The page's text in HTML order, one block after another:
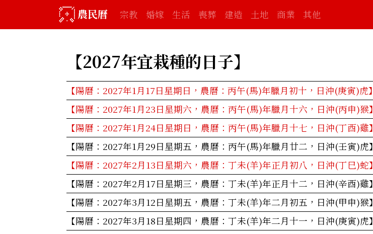
農民曆 宗教 婚嫁 生活 喪葬 建造 土地 商業 其他
【2027年宜栽種的日子】
【陽曆：2027年1月17日星期日，農曆：丙午(馬)年臘月初十，日沖(庚寅)虎】
【陽曆：2027年1月23日星期六，農曆：丙午(馬)年臘月十六，日沖(丙申)猴】
【陽曆：2027年1月24日星期日，農曆：丙午(馬)年臘月十七，日沖(丁酉)雞】
【陽曆：2027年1月29日星期五，農曆：丙午(馬)年臘月廿二，日沖(壬寅)虎】
【陽曆：2027年2月13日星期六，農曆：丁未(羊)年正月初八，日沖(丁巳)蛇】
【陽曆：2027年2月17日星期三，農曆：丁未(羊)年正月十二，日沖(辛酉)雞】
【陽曆：2027年3月12日星期五，農曆：丁未(羊)年二月初五，日沖(甲申)猴】
【陽曆：2027年3月18日星期四，農曆：丁未(羊)年二月十一，日沖(庚寅)虎】